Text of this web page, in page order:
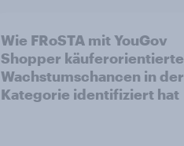
Wie FRoSTA mit YouGov
Shopper käuferorientierte
Wachstumschancen in der
Kategorie identifiziert hat